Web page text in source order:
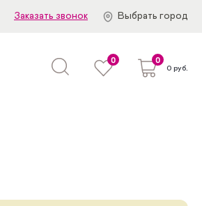
Заказать звонок Выбрать город
0 0
0 руб.